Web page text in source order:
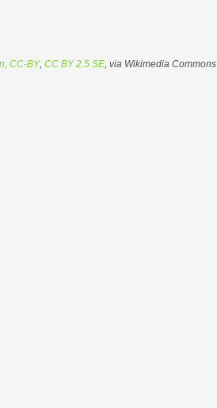
CC-BY, CC BY 2.5 SE, via Wikimedia Commons